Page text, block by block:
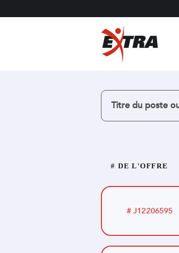
# DE L'OFFRE
# J12206595